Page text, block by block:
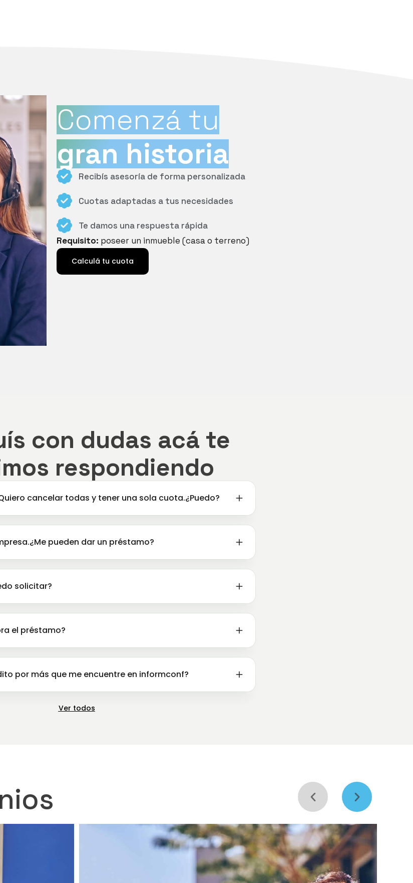
Comenzá tu
gran historia
Recibís asesoría de forma personalizada
Cuotas adaptadas a tus necesidades
Te damos una respuesta rápida
Requisito: poseer un inmueble (casa o terreno)
Calculá tu cuota
con dudas acá te
respondiendo
cancelar todas y tener una sola cuota.¿Puedo?
pueden dar un préstamo?
solicitar?
el préstamo?
por más que me encuentre en informconf?
Ver todos